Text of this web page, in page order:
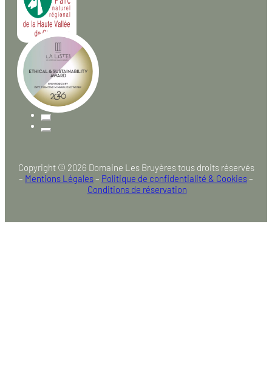
Copyright © 2026 Domaine Les Bruyères tous droits réservés
– Mentions Légales– Politique de confidentialité & Cookies–
Conditions de réservation